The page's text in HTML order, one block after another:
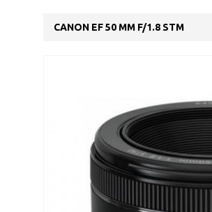
CANON EF 50 MM F/1.8 STM